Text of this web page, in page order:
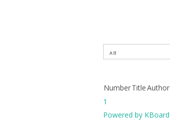
NumberTitleAuthor
1
Powered by KBoard